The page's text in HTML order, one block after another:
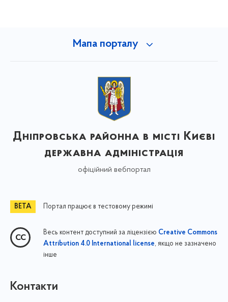
Мапа порталу
Дніпровська районна в місті Києві
державна адміністрація
офіційний вебпортал
Портал працює в тестовому режимі
Весь контент доступний за ліцензією Creative Commons
Attribution 4.0 International license, якщо не зазначено
інше
Контакти